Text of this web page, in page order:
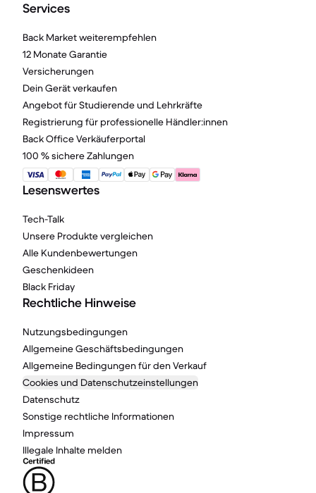
Services
Back Market weiterempfehlen
12 Monate Garantie
Versicherungen
Dein Gerät verkaufen
Angebot für Studierende und Lehrkräfte
Registrierung für professionelle Händler:innen
Back Office Verkäuferportal
100 % sichere Zahlungen
Lesenswertes
Tech-Talk
Unsere Produkte vergleichen
Alle Kundenbewertungen
Geschenkideen
Black Friday
Rechtliche Hinweise
Nutzungsbedingungen
Allgemeine Geschäftsbedingungen
Allgemeine Bedingungen für den Verkauf
Cookies und Datenschutzeinstellungen
Datenschutz
Sonstige rechtliche Informationen
Impressum
Illegale Inhalte melden